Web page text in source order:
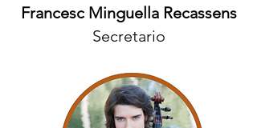
Francesc Minguella Recassens
Secretario